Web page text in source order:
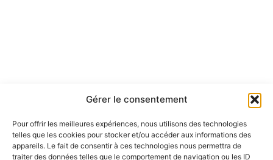
Gérer le consentement
Pour offrir les meilleures expériences, nous utilisons des technologies
telles que les cookies pour stocker et/ou accéder aux informations des
appareils. Le fait de consentir à ces technologies nous permettra de
traiter des données telles que le comportement de navigation ou les ID